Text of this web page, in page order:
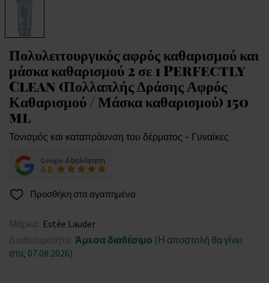
Πολυλειτουργικός αφρός καθαρισμού και
μάσκα καθαρισμού 2 σε 1 Perfectly
Clean (Πολλαπλής Δράσης Αφρός
Καθαρισμού / Μάσκα καθαρισμού) 150
ml
Τονισμός και καταπράυνση του δέρματος - Γυναίκες
Google Αξιολόγηση
4.8
Προσθήκη στα αγαπημένα
Μάρκα: Estée Lauder
Διαθεσιμότητα: Άμεσα διαθέσιμο (Η αποστολή θα γίνει
στις 07.08.2026)